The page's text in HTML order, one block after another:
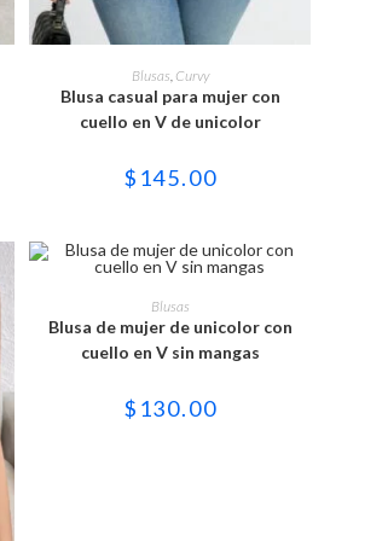
SELECCIONAR OPCIONES
Este
producto
tiene
múltiples
variantes.
se
pueden
página
de
Blusas Curvy
Blusa casual para mujer con
cuello en V de unicolor
$ 145.00
SELECCIONAR OPCIONES
producto
tiene
múltiples
variantes.
se
pueden
Blusas
Blusa de mujer de unicolor con
cuello en V sin mangas
$ 130.00